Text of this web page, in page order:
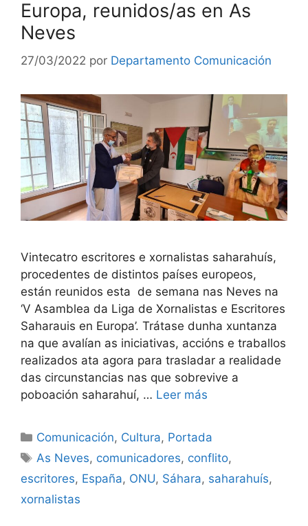
Europa, reunidos/as en As
Neves
27/03/2022 por Departamento Comunicación
Vintecatro escritores e xornalistas saharahuís,
procedentes de distintos países europeos,
están reunidos esta de semana nas Neves na
‘V Asamblea da Liga de Xornalistas e Escritores
Saharauis en Europa’. Trátase dunha xuntanza
na que avalían as iniciativas, accións e traballos
realizados ata agora para trasladar a realidade
das circunstancias nas que sobrevive a
poboación saharahuí, … Leer más
Comunicación, Cultura, Portada
As Neves, comunicadores, conflito,
escritores, España, ONU, Sáhara, saharahuís,
xornalistas